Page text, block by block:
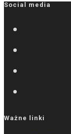
Social media
Ważne linki